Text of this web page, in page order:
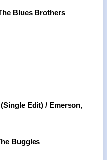
Blues Brothers
Edit) / Emerson,
Buggles